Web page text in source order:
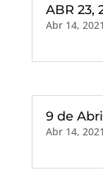
ABR 23,
Abr 14, 2021
9 de
Abr 14, 2021